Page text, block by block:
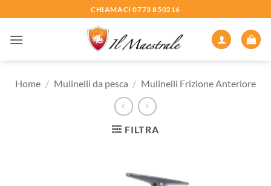
ai
contenuti
CHIAMACI 0773 850216
Home / Mulinelli da pesca / Mulinelli Frizione Anteriore
FILTRA